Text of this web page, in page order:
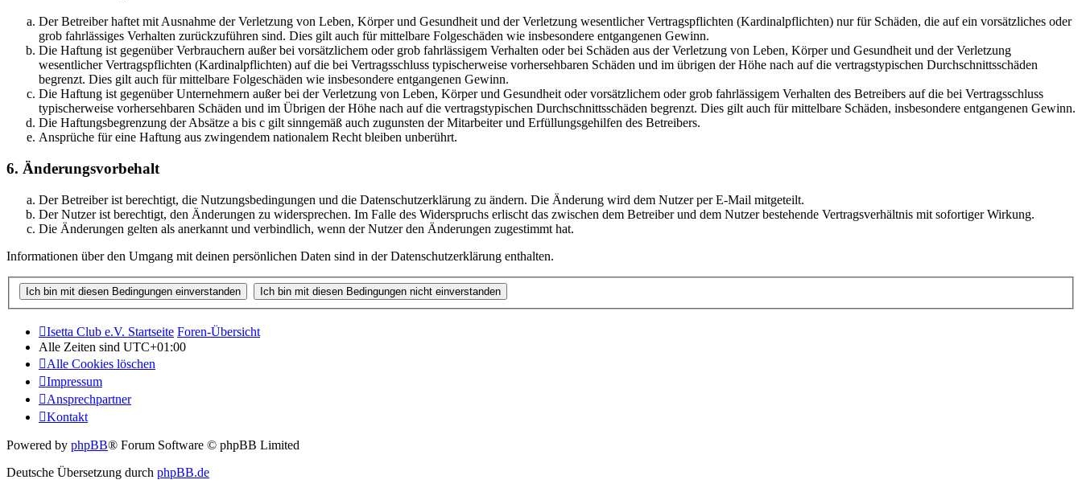
Der Betreiber haftet mit Ausnahme der Verletzung von Leben, Körper und Gesundheit und der Verletzung wesentlicher Vertragspflichten (Kardinalpflichten) nur für Schäden, die auf ein vorsätzliches oder
grob fahrlässiges Verhalten zurückzuführen sind. Dies gilt auch für mittelbare Folgeschäden wie insbesondere entgangenen Gewinn.
Die Haftung ist gegenüber Verbrauchern außer bei vorsätzlichem oder grob fahrlässigem Verhalten oder bei Schäden aus der Verletzung von Leben, Körper und Gesundheit und der Verletzung
wesentlicher Vertragspflichten (Kardinalpflichten) auf die bei Vertragsschluss typischerweise vorhersehbaren Schäden und im übrigen der Höhe nach auf die vertragstypischen Durchschnittsschäden
begrenzt. Dies gilt auch für mittelbare Folgeschäden wie insbesondere entgangenen Gewinn.
Die Haftung ist gegenüber Unternehmern außer bei der Verletzung von Leben, Körper und Gesundheit oder vorsätzlichem oder grob fahrlässigem Verhalten des Betreibers auf die bei Vertragsschluss
typischerweise vorhersehbaren Schäden und im Übrigen der Höhe nach auf die vertragstypischen Durchschnittsschäden begrenzt. Dies gilt auch für mittelbare Schäden, insbesondere entgangenen Gewinn.
Die Haftungsbegrenzung der Absätze a bis c gilt sinngemäß auch zugunsten der Mitarbeiter und Erfüllungsgehilfen des Betreibers.
Ansprüche für eine Haftung aus zwingendem nationalem Recht bleiben unberührt.
6. Änderungsvorbehalt
Der Betreiber ist berechtigt, die Nutzungsbedingungen und die Datenschutzerklärung zu ändern. Die Änderung wird dem Nutzer per E-Mail mitgeteilt.
Der Nutzer ist berechtigt, den Änderungen zu widersprechen. Im Falle des Widerspruchs erlischt das zwischen dem Betreiber und dem Nutzer bestehende Vertragsverhältnis mit sofortiger Wirkung.
Die Änderungen gelten als anerkannt und verbindlich, wenn der Nutzer den Änderungen zugestimmt hat.
Informationen über den Umgang mit deinen persönlichen Daten sind in der Datenschutzerklärung enthalten.
Isetta Club e.V. Startseite Foren-Übersicht
Alle Zeiten sind UTC+01:00
Alle Cookies löschen
Impressum
Ansprechpartner
Kontakt
Powered by phpBB® Forum Software © phpBB Limited
Deutsche Übersetzung durch phpBB.de